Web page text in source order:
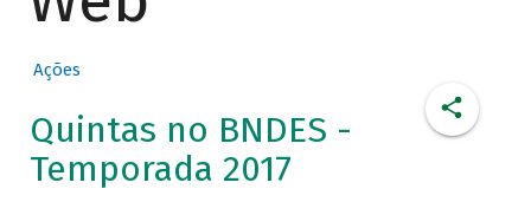
Ações
Quintas no BNDES -
Temporada 2017